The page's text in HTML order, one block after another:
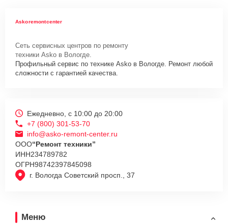
Askoremontcenter
Сеть сервисных центров по ремонту
техники Asko в Вологде.
Профильный сервис по технике Asko в Вологде. Ремонт любой
сложности с гарантией качества.
г. Вологда Советский просп., 37
Ежедневно, с 10:00 до 20:00
+7 (800) 301-53-70
info@asko-remont-center.ru
ООО“Ремонт техники”
ИНН234789782
ОГРН98742397845098
Меню